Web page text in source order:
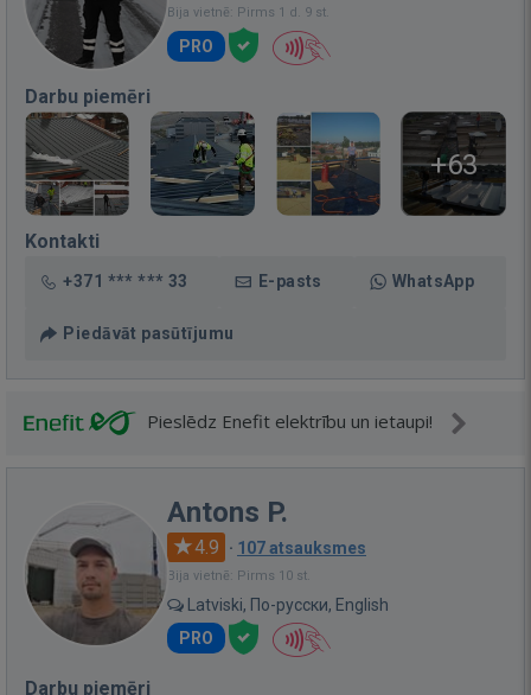
Bija vietnē: Pirms 1 d. 9 st.
PRO
Darbu piemēri
+63
Kontakti
+371 *** *** 33 E-pasts WhatsApp
Piedāvāt pasūtījumu
Pieslēdz Enefit elektrību un ietaupi!
Antons P.
4.9 · 107 atsauksmes
Bija vietnē: Pirms 10 st.
Latviski, По-русски, English
PRO
Darbu piemēri